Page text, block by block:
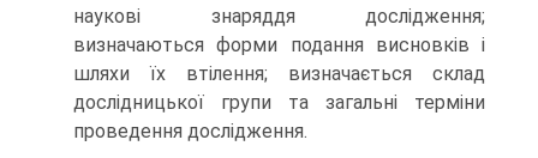
наукові знаряддя дослідження;
визначаються форми подання висновків і
шляхи їх втілення; визначається склад
дослідницької групи та загальні терміни
проведення дослідження.